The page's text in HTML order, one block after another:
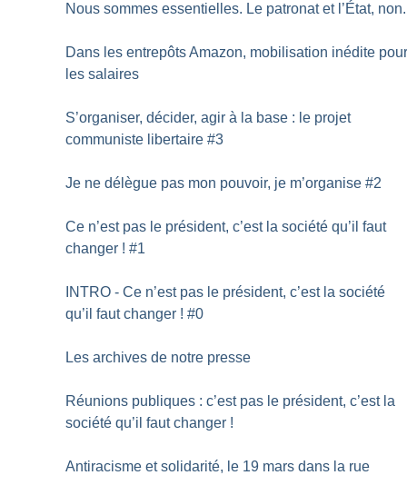
Nous sommes essentielles. Le patronat et l’État, non.
Dans les entrepôts Amazon, mobilisation inédite
les salaires
S’organiser, décider, agir à la base : le projet
communiste libertaire #3
Je ne délègue pas mon pouvoir, je m’organise #2
Ce n’est pas le président, c’est la société qu’il faut
changer ! #1
INTRO - Ce n’est pas le président, c’est la société
qu’il faut changer ! #0
Les archives de notre presse
Réunions publiques : c’est pas le président, c’est la
société qu’il faut changer !
Antiracisme et solidarité, le 19 mars dans la rue